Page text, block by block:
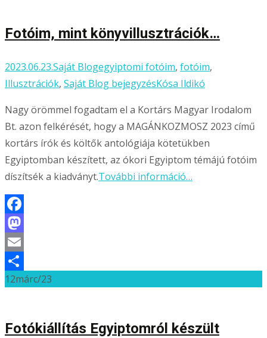
Fotóim, mint könyvillusztrációk…
2023.06.23.Saját Blogegyiptomi fotóim, fotóim,
Illusztrációk, Saját Blog bejegyzésKósa Ildikó
Nagy örömmel fogadtam el a Kortárs Magyar Irodalom
Bt. azon felkérését, hogy a MAGÁNKOZMOSZ 2023 című
kortárs írók és költők antológiája kötetükben
Egyiptomban készített, az ókori Egyiptom témájú fotóim
díszítsék a kiadványt.További információ…
Facebook
Mastodon
Email
Ossza
12márc/23
Fotókiállítás Egyiptomról készült